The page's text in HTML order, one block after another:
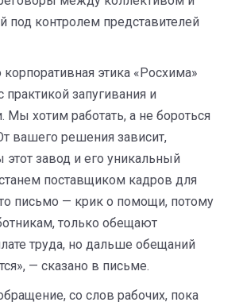
под контролем представителей
этика «Росхима»
запугивания и
Мы хотим работать, а не бороться
вашего решения зависит,
завод и его уникальный
поставщиком кадров для
письмо — крик о помощи, потому
только обещают
труда, но дальше обещаний
— сказано в письме.
со слов рабочих, пока